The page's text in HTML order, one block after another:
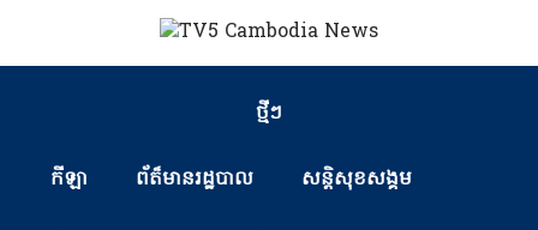
ថ្មីៗ
កីឡា ព័ត៏មានរដ្ឋបាល សន្តិសុខសង្គម